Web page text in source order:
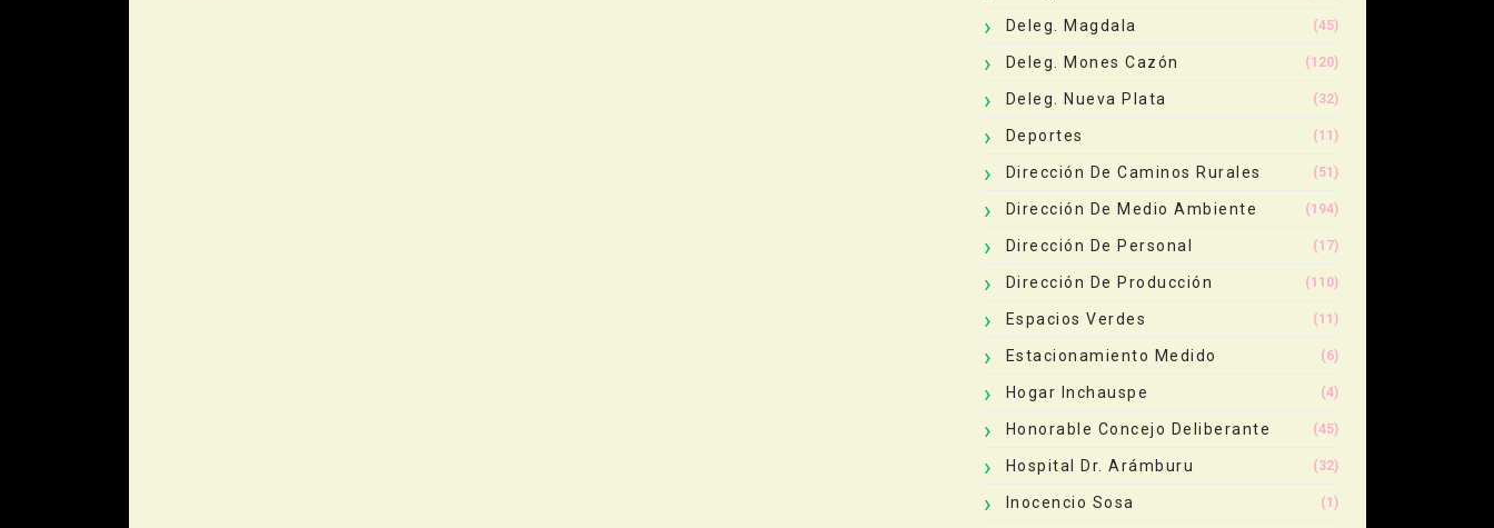
Deleg. Magdala (45)
Deleg. Mones Cazón (120)
Deleg. Nueva Plata (32)
Deportes (11)
Dirección De Caminos Rurales (51)
Dirección De Medio Ambiente (194)
Dirección De Personal (17)
Dirección De Producción (110)
Espacios Verdes (11)
Estacionamiento Medido (6)
Hogar Inchauspe (4)
Honorable Concejo Deliberante (45)
Hospital Dr. Arámburu (32)
Inocencio Sosa (1)